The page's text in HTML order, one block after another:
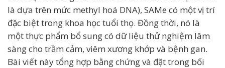
là dựa trên mức methyl hoá DNA), SAMe có một vị trí
đặc biệt trong khoa học tuổi thọ. Đồng thời, nó là
một thực phẩm bổ sung có dữ liệu thử nghiệm lâm
sàng cho trầm cảm, viêm xương khớp và bệnh gan.
Bài viết này tổng hợp bằng chứng và đặt trong bối